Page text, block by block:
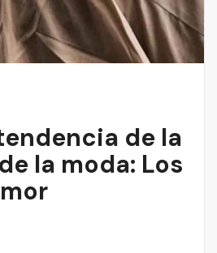
de la
la moda: Los